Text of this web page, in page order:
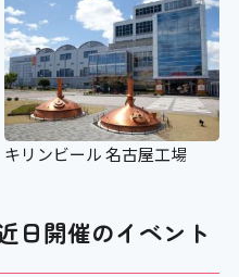
キリンビール 名古屋工場
日開催のイベント